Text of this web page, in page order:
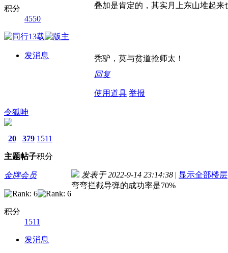
积分
4550
发消息
叠加是肯定的，其实月上东山堆起来
秃驴，莫与贫道抢师太！
回复
使用道具 举报
令狐呻
20
主题
379
帖子
1511
积分
金牌会员
积分
1511
发消息
发表于 2022-9-14 23:14:38 | 显示全部楼层
弯弯拦截导弹的成功率是70%